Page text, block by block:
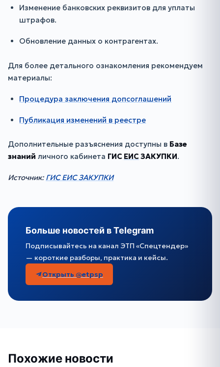
Изменение банковских реквизитов для уплаты
штрафов.
Обновление данных о контрагентах.
Для более детального ознакомления рекомендуем
материалы:
Процедура заключения допсоглашений
Публикация изменений в реестре
Дополнительные разъяснения доступны в Базе
знаний личного кабинета ГИС ЕИСЗАКУПКИ.
Источник: ГИС ЕИС ЗАКУПКИ
Больше новостей в Telegram
Подписывайтесь на канал ЭТП «Спецтендер»
— короткие разборы, практика и кейсы.
Открыть @etpsp
Похожие новости